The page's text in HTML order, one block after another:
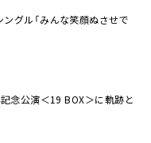
グル「みんな笑顔ぬさせで
記念公演＜19 BOX＞に軌跡と